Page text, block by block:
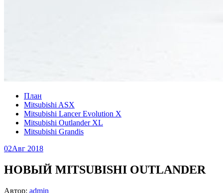
План
Mitsubishi ASX
Mitsubishi Lancer Evolution X
Mitsubishi Outlander XL
Mitsubishi Grandis
02Авг 2018
НОВЫЙ MITSUBISHI OUTLANDER
Автор: admin